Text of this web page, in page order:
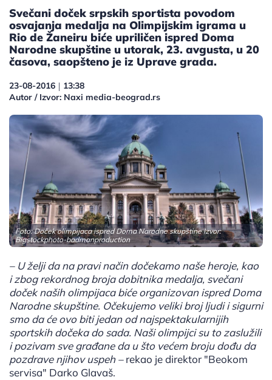
Svečani doček srpskih sportista povodom
osvajanja medalja na Olimpijskim igrama u
Rio de Žaneiru biće upriličen ispred Doma
Narodne skupštine u utorak, 23. avgusta, u 20
časova, saopšteno je iz Uprave grada.
23-08-2016 | 13:38
Autor / Izvor: Naxi media-beograd.rs
Foto: Doček olimpijaca ispred Doma Narodne skupštine Izvor:
Bigstockphoto-badmanproduction
– U želji da na pravi način dočekamo naše heroje, kao
i zbog rekordnog broja dobitnika medalja, svečani
doček naših olimpijaca biće organizovan ispred Doma
Narodne skupštine. Očekujemo veliki broj ljudi i sigurni
smo da će ovo biti jedan od najspektakularnijih
sportskih dočeka do sada. Naši olimpijci su to zaslužili
i pozivam sve građane da u što većem broju dođu da
pozdrave njihov uspeh –rekao je direktor "Beokom
servisa" Darko Glavaš.